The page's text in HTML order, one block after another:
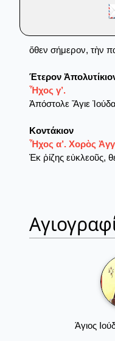
ὅθεν σήμερον, τὴν
Έτερον
Ἦχος γ’.
Ἀπόστολε Ἅγιε
Κοντάκιον
Ἦχος α’. Χορὸς
Ἐκ ῥίζης εὐκλεοῦς,
Άγιος